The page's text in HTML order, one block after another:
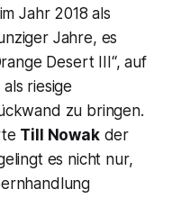
Jahr 2018 als
Jahre, es
Desert III “, auf
riesige
zu bringen.
Till Nowakder
es nicht nur,